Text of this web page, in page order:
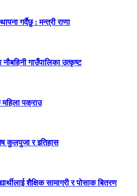
गर्दैछु : मन्त्री राणा
गाउँपालिका उत्कृष्ट
महिला पक्राउ
कुलपुजा र इतिहास
शैक्षिक सामाग्री र पोसाक बितरण